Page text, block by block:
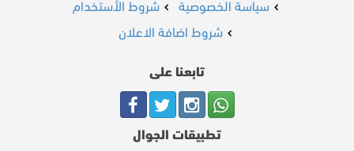
سياسة الخصوصية
شروط الأستخدام
شروط اضافة الاعلان
تابعنا على
تطبيقات الجوال